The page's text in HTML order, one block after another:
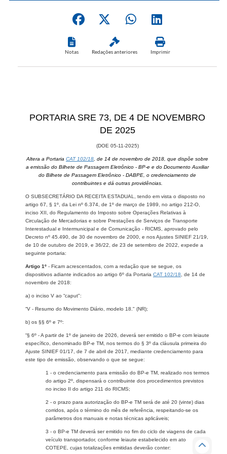
Notas Redações anteriores Imprimir
PORTARIA SRE 73, DE 4 ​​DE NOVEMBRO
DE 2025
(DOE 05-11-2​​025)
Altera a Portaria CAT 102/18 , de​ 14 de novembro de 2018, que dispõe sobre
a emissão do Bilhete de Passagem Eletrônico - BP-e e do Documento Auxiliar
do Bilhete de Passagem Eletrônico - DABPE, o credenciamento de
contribuintes e dá outras providências.
O SUBSECRETÁRIO DA RECEITA ESTADUAL, tendo em vista o disposto no
artigo 67, § 1º, da Lei nº 6.374, de 1º de março de 1989, no artigo 212-O,
inciso XII, do Regulamento do Imposto sobre Operações Relativas à
Circulação de Mercadorias e sobre Prestações de Serviços de Transporte
Interestadual e Intermunicipal e de Comunicação - RICMS, aprovado pelo
Decreto nº 45.490, de 30 de novembro de 2000, e nos Ajustes SINIEF 21/19,
de 10 de outubro de 2019, e 36/22, de 23 de setembro de 2022, expede a
seguinte portaria:
Artigo 1º - Ficam acrescentados, com a redação que se segue, os
dispositivos adiante indicados ao artigo 6º da Portaria CAT 102/18 ​, de 14 de
novembro de 2018:
a) o inciso V ao “caput":
“V - Resumo do Movimento Diário, modelo 18." (NR);
b) os §§ 6º e 7º:
“§ 6º - A partir de 1º de janeiro de 2026, deverá ser emitido o BP-e com leiaute
específico, denominado BP-e TM, nos termos do § 3º da cláusula primeira do
Ajuste SINIEF 01/17, de 7 de abril de 2017, mediante credenciamento para
este tipo de emissão, observando o que se segue:
1 - o credenciamento para emissão do BP-e TM, realizado nos termos
do artigo 2º, dispensará o contribuinte dos procedimentos previstos
no inciso II do artigo 211 do RICMS;
2 - o prazo para autorização do BP-e TM será de até 20 (vinte) dias
corridos, após o término do mês de referência, respeitando-se os
parâmetros dos manuais e notas técnicas aplicáveis;
3 - o BP-e TM deverá ser emitido no fim do ciclo de viagens de cada
veículo transportador, conforme leiaute estabelecido em ato
COTEPE, cujas totalizações emitidas deverão conter: